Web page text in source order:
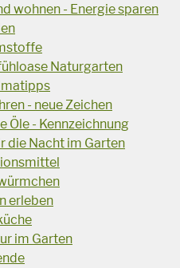
wohnen - Energie sparen
Naturgarten
- neue Zeichen
Öle - Kennzeichnung
die Nacht im Garten
erleben
im Garten